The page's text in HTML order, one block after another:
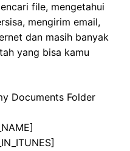
file, mengetahui
mengirim email,
dan masih banyak
yang bisa kamu
Documents Folder